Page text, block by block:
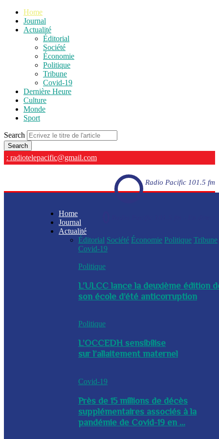
Home
Journal
Actualité
Éditorial
Société
Économie
Politique
Tribune
Covid-19
Dernière Heure
Culture
Monde
Sport
Search
: radiotelepacific@gmail.com
Radio Pacific 101.5 fm
Home
Journal
Actualité
Éditorial Société Économie Politique Tribune
Covid-19
Politique
L’ULCC lance la deuxième édition
son école d’été anticorruption
Politique
L’OCCEDH sensibilise
sur l’allaitement maternel
Covid-19
Près de 15 millions de décès
supplémentaires associés à la
pandémie de Covid-19 en ...